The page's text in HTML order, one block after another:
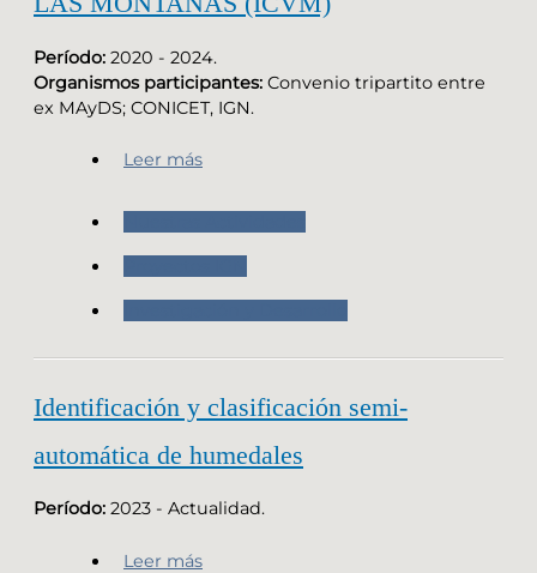
Período: 2020 - 2024.
Organismos participantes: Convenio tripartito entre
ex MAyDS; CONICET, IGN.
Leer más
Identificación y clasificación semi-
automática de humedales
Período: 2023 - Actualidad.
Leer más